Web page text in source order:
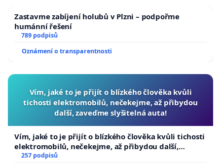
Zastavme zabíjení holubů v Plzni – podpořme
humánní řešení
789 podpisů
Oznámení o transparentnosti
Vím, jaké to je přijít o blízkého člověka kvůli
tichosti elektromobilů, nečekejme, až přibydou
další, zaveďme slyšitelná auta!
Vím, jaké to je přijít o blízkého člověka kvůli tichosti
elektromobilů, nečekejme, až přibydou další,
zaveďme slyšitelná auta!
257 podpisů